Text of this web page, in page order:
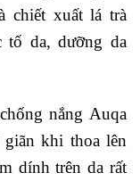
chiết xuất lá trà
tố da, dưỡng da
nắng Auqa
khi thoa lên
dính trên da rất